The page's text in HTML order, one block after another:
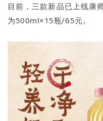
目前，三款新品已上线康
为500ml×15瓶/65元。